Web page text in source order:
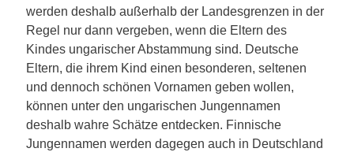
werden deshalb außerhalb der Landesgrenzen in der
Regel nur dann vergeben, wenn die Eltern des
Kindes ungarischer Abstammung sind. Deutsche
Eltern, die ihrem Kind einen besonderen, seltenen
und dennoch schönen Vornamen geben wollen,
können unter den ungarischen Jungennamen
deshalb wahre Schätze entdecken. Finnische
Jungennamen werden dagegen auch in Deutschland